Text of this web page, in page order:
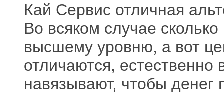
Кай Сервис отличная
Во всяком случае
высшему уровню, а вот
отличаются, естественно
навязывают, чтобы денег